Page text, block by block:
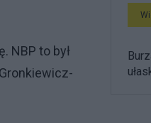
NBP to był